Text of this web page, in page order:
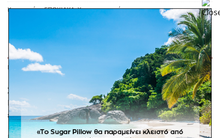
Κατηγορίες:ΕΠΟΧΙΑΚΑ,Χριστουγεννιάτικα
ΠΕΡΙΓΡΑΦΉ
Σετ κηρομπογιές extra large της εταιρείας Two Glittery
Pitayas. 100% φυτικές κηρομπογιές από φυτικό κερί
ελαιόλαδου.